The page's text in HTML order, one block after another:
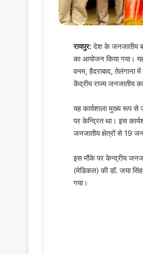
रायपुर:देश के जनजातीय
का आयोजन किया गया।
वनम, हैदराबाद, तेलंगाना
केंद्रीय राज्य जनजातीय
यह कार्यशाला मुख्य रूप से
पर केन्द्रित था। इस
जनजातीय क्षेत्रों से 19
इस मौके पर केन्द्रीय
(मेडिकल) की डॉ. जया
गया।